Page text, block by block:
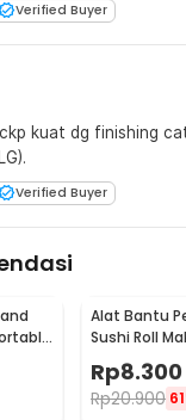
Verified Buyer
kuat dg finishing
Verified Buyer
Alat Bantu
Sushi Roll
Rp8.300
Rp20.900